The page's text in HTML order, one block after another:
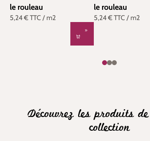
5,24 €TTC / m2
le rouleau
5,24 €TTC / m2
le rouleau
Découvrez les produits
collection